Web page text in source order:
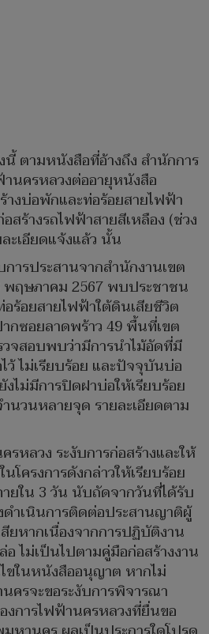
นี้ ตามหนังสือที่อ้างถึง สำนักการ
นครหลวงต่ออายุหนังสือ
งบ่อพักและท่อร้อยสายไฟฟ้า
สร้างรถไฟฟ้าสายสีเหลือง (ช่วง
ะเอียดแจ้งแล้ว นั้น
การประสานจากสำนักงานเขต
พฤษภาคม 2567 พบประชาชน
ร้อยสายไฟฟ้าใต้ดินเสียชีวิต
กซอยลาดพร้าว 49 พื้นที่เขต
วจสอบพบว่ามีการนำไม้อัดที่มี
ไม่เรียบร้อย และปัจจุบันบ่อ
งไม่มีการปิดฝาบ่อให้เรียบร้อย
นวนหลายจุด รายละเอียดตาม
รหลวง ระงับการก่อสร้างและให้
โครงการดังกล่าวให้เรียบร้อย
ยใน 3 วัน นับถัดจากวันที่ได้รับ
ำเนินการติดต่อประสานญาติผู้
สียหากเนื่องจากการปฏิบัติงาน
อ ไม่เป็นไปตามคู่มือก่อสร้างงาน
ขในหนังสืออนุญาต หากไม่
ครจะขอระงับการพิจารณา
การไฟฟ้านครหลวงที่ยื่นขอ